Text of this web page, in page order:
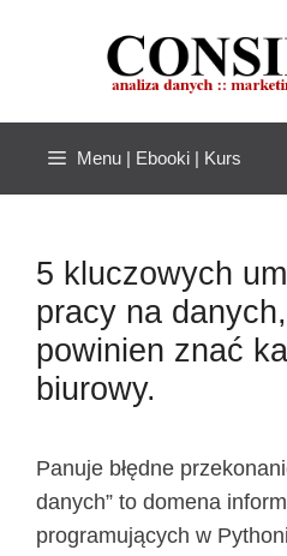
Menu | Ebooki | Kurs
5 kluczowych
pracy na
powinien znać
biurowy.
Panuje błędne
danych” to domena
programujących w